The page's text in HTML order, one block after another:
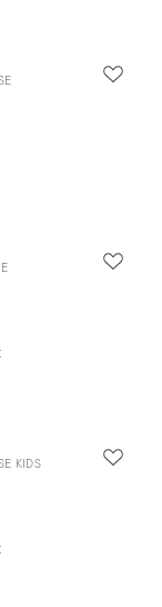
KIDS